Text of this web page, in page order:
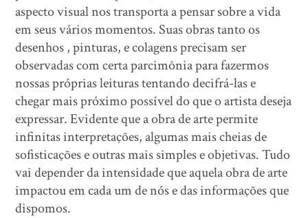
aspecto visual nos transporta a pensar sobre a vida
em seus vários momentos. Suas obras tanto os
desenhos , pinturas, e colagens precisam ser
observadas com certa parcimônia para fazermos
nossas próprias leituras tentando decifrá-las e
chegar mais próximo possível do que o artista deseja
expressar. Evidente que a obra de arte permite
infinitas interpretações, algumas mais cheias de
sofisticações e outras mais simples e objetivas. Tudo
vai depender da intensidade que aquela obra de arte
impactou em cada um de nós e das informações que
dispomos.